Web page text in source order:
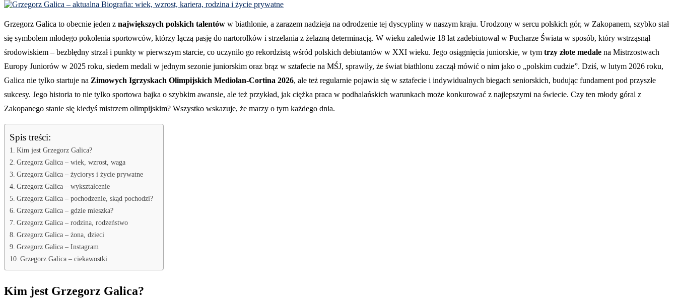
Grzegorz Galica to obecnie jeden z największych polskich talentów w biathlonie, a zarazem nadzieja na odrodzenie tej dyscypliny w naszym kraju. Urodzony w sercu polskich gór, w Zakopanem, szybko stał
się symbolem młodego pokolenia sportowców, którzy łączą pasję do nartorolków i strzelania z żelazną determinacją. W wieku zaledwie 18 lat zadebiutował w Pucharze Świata w sposób, który wstrząsnął
środowiskiem – bezbłędny strzał i punkty w pierwszym starcie, co uczyniło go rekordzistą wśród polskich debiutantów w XXI wieku. Jego osiągnięcia juniorskie, w tym trzy złote medale na Mistrzostwach
Europy Juniorów w 2025 roku, siedem medali w jednym sezonie juniorskim oraz brąz w sztafecie na MŚJ, sprawiły, że świat biathlonu zaczął mówić o nim jako o „polskim cudzie”. Dziś, w lutym 2026 roku,
Galica nie tylko startuje na Zimowych Igrzyskach Olimpijskich Mediolan-Cortina 2026, ale też regularnie pojawia się w sztafecie i indywidualnych biegach seniorskich, budując fundament pod przyszłe
sukcesy. Jego historia to nie tylko sportowa bajka o szybkim awansie, ale też przykład, jak ciężka praca w podhalańskich warunkach może konkurować z najlepszymi na świecie. Czy ten młody góral z
Zakopanego stanie się kiedyś mistrzem olimpijskim? Wszystko wskazuje, że marzy o tym każdego dnia.
Spis treści:
Kim jest Grzegorz Galica?
Grzegorz Galica – wiek, wzrost, waga
Grzegorz Galica – życiorys i życie prywatne
Grzegorz Galica – wykształcenie
Grzegorz Galica – pochodzenie, skąd pochodzi?
Grzegorz Galica – gdzie mieszka?
Grzegorz Galica – rodzina, rodzeństwo
Grzegorz Galica – żona, dzieci
Grzegorz Galica – Instagram
Grzegorz Galica – ciekawostki
Kim jest Grzegorz Galica?